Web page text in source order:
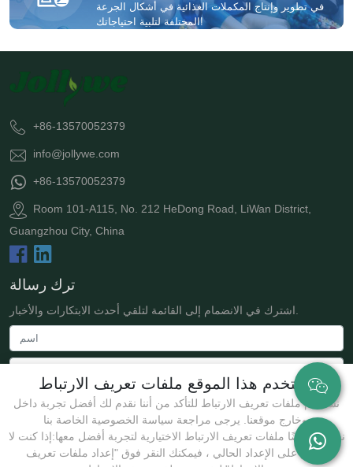
في تطوير وإنتاج المكملات الغذائية في أشكال الجرعة
المختلفة لتلبية احتياجاتك!
يستخدم هذا الموقع ملفات تعريف الارتباط
نستخدم ملفات تعريف الارتباط للتأكد من أننا نقدم لك أفضل تجربة داخل
وخارج موقعنا. يرجى مراجعة سياسة الخصوصية الخاصة بنا.
نستخدم أيضًا ملفات تعريف الارتباط الاختيارية لتجربة أفضل معها:إذا كنت لا
توافق على الإعداد الحالي ، فيمكنك النقر فوق "إعداد ملفات تعريف
+86-13570052379
info@jollywe.com
+86-13570052379
Room 101-A115, No. 212 HeDong Road, LiWan District,
Guangzhou City, China
ترك رسالة